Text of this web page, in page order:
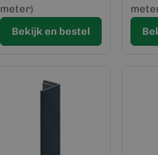
meter)
Bekijk en bestel